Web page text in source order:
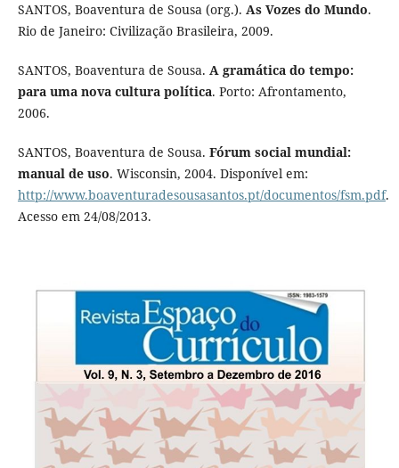
SANTOS, Boaventura de Sousa (org.). As Vozes do Mundo.
Rio de Janeiro: Civilização Brasileira, 2009.
SANTOS, Boaventura de Sousa. A gramática do tempo:
para uma nova cultura política. Porto: Afrontamento,
2006.
SANTOS, Boaventura de Sousa. Fórum social mundial:
manual de uso. Wisconsin, 2004. Disponível em:
http://www.boaventuradesousasantos.pt/documentos/fsm.pdf.
Acesso em 24/08/2013.